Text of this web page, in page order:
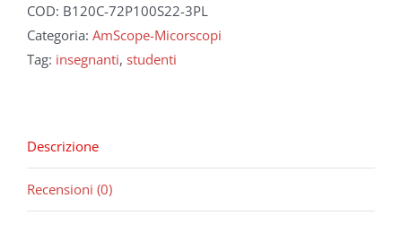
COD: B120C-72P100S22-3PL
Categoria: AmScope-Micorscopi
Tag: insegnanti, studenti
Descrizione
Recensioni (0)